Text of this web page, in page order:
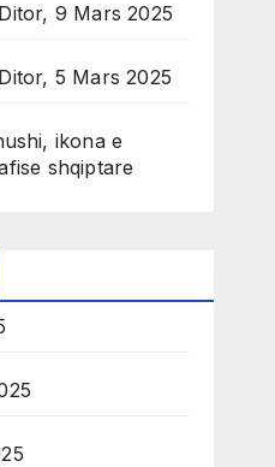
9 Mars 2025
5 Mars 2025
ikona e
shqiptare